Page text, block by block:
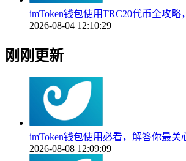
imToken钱包使用TRC20代币全攻
2026-08-04 12:10:29
刚刚更新
imToken钱包使用必看，解答你最关
2026-08-08 12:09:09